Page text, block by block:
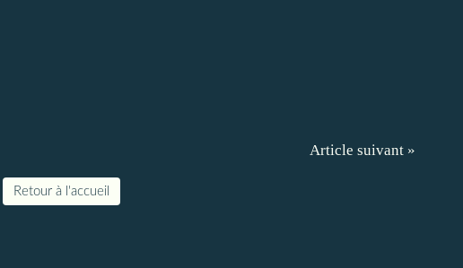
Article suivant »
Retour à l'accueil